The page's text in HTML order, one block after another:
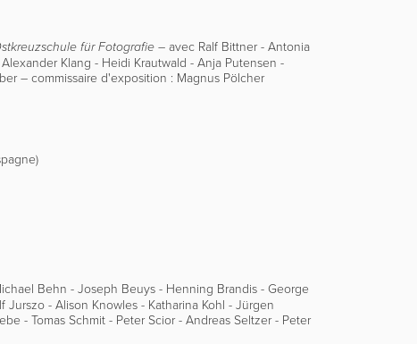
für Fotografie – avec Ralf Bittner - Antonia
Klang - Heidi Krautwald - Anja Putensen -
– commissaire d'exposition : Magnus Pölcher
Behn - Joseph Beuys - Henning Brandis - George
- Alison Knowles - Katharina Kohl - Jürgen
- Tomas Schmit - Peter Scior - Andreas Seltzer - Peter